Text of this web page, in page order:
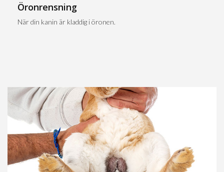
Öronrensning
När din kanin är kladdig i öronen.